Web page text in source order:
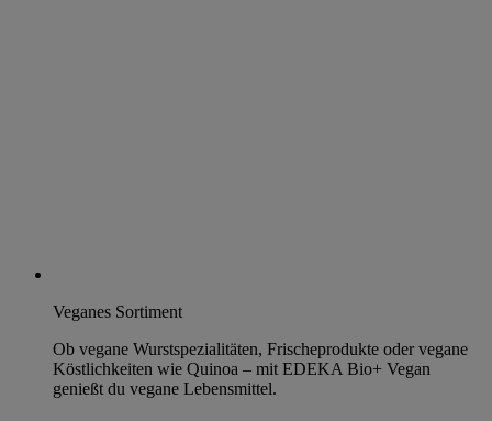
Veganes Sortiment
Ob vegane Wurstspezialitäten, Frischeprodukte oder vegane
Köstlichkeiten wie Quinoa – mit EDEKA Bio+ Vegan
genießt du vegane Lebensmittel.